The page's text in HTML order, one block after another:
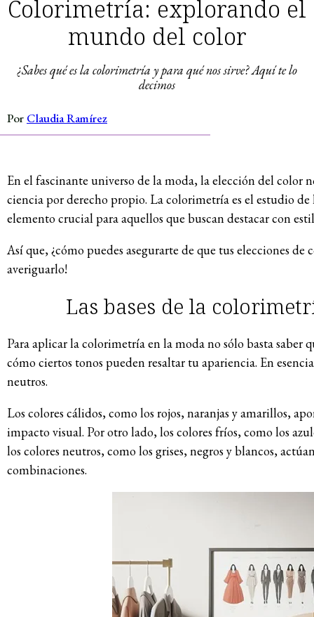
Colorimetría: explorando el
mundo del color
¿Sabes qué es la colorimetría y para qué nos sirve? Aquí te lo
decimos
Por Claudia Ramírez
En el fascinante universo de la moda, la elección del color
ciencia por derecho propio. La colorimetría es el estudio
elemento crucial para aquellos que buscan destacar con
Así que, ¿cómo puedes asegurarte de que tus elecciones
averiguarlo!
Las bases de la
Para aplicar la colorimetría en la moda no sólo basta saber
cómo ciertos tonos pueden resaltar tu apariencia. En
neutros.
Los colores cálidos, como los rojos, naranjas y amarillos,
impacto visual. Por otro lado, los colores fríos, como los
los colores neutros, como los grises, negros y blancos,
combinaciones.